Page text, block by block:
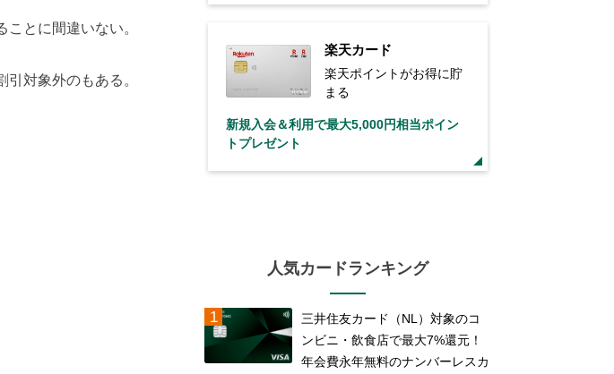
とに間違いない。
対象外のもある。
楽天カード
楽天ポイントがお得に貯
まる
新規入会＆利用で最大5,000円相当ポイン
トプレゼント
人気カードランキング
三井住友カード（NL）対象のコ
ンビニ・飲食店で最大7%還元！
年会費永年無料のナンバーレスカ